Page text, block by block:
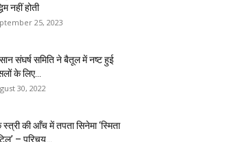
नहीं होती
25, 2023
संघर्ष समिति ने बैतूल में नष्ट हुई
के लिए...
30, 2022
की आँच में तपता सिनेमा ‘स्मिता
– परिचय...